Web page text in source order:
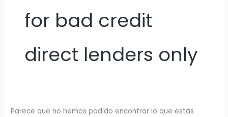
for bad credit
direct lenders only
Parece que no hemos podido encontrar lo que estás